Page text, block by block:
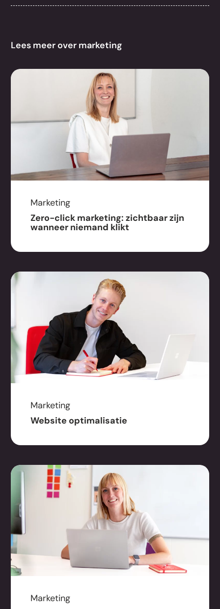
Lees meer over marketing
Marketing
Zero-click marketing: zichtbaar zijn
wanneer niemand klikt
Marketing
Website optimalisatie
Marketing